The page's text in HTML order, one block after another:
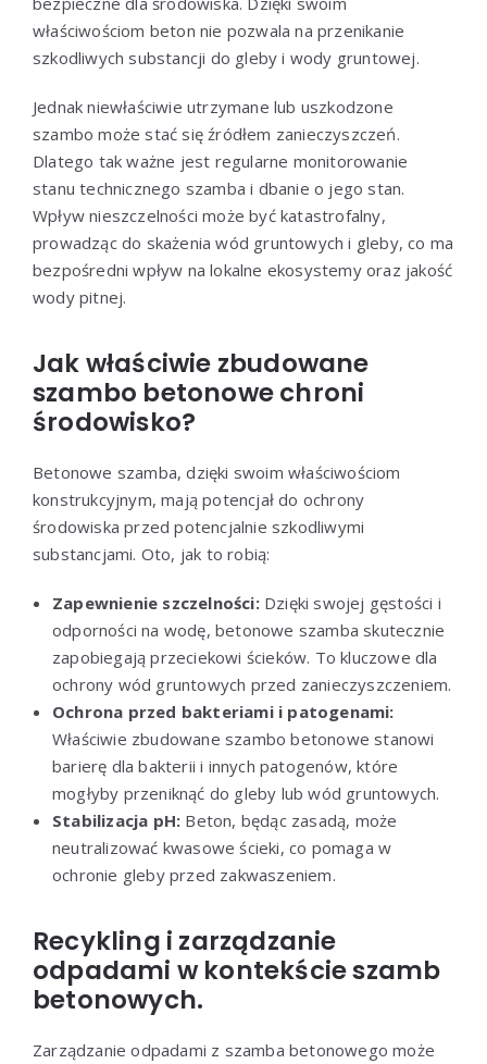
właściwościom beton nie pozwala na przenikanie
szkodliwych substancji do gleby i wody gruntowej.
Jednak niewłaściwie utrzymane lub uszkodzone
szambo może stać się źródłem zanieczyszczeń.
Dlatego tak ważne jest regularne monitorowanie
stanu technicznego szamba i dbanie o jego stan.
Wpływ nieszczelności może być katastrofalny,
prowadząc do skażenia wód gruntowych i gleby, co ma
bezpośredni wpływ na lokalne ekosystemy oraz jakość
wody pitnej.
Jak właściwie zbudowane
szambo betonowe chroni
środowisko?
Betonowe szamba, dzięki swoim właściwościom
konstrukcyjnym, mają potencjał do ochrony
środowiska przed potencjalnie szkodliwymi
substancjami. Oto, jak to robią:
Zapewnienie szczelności:Dzięki swojej gęstości i
odporności na wodę, betonowe szamba skutecznie
zapobiegają przeciekowi ścieków. To kluczowe dla
ochrony wód gruntowych przed zanieczyszczeniem.
Ochrona przed bakteriami i patogenami:
Właściwie zbudowane szambo betonowe stanowi
barierę dla bakterii i innych patogenów, które
mogłyby przeniknąć do gleby lub wód gruntowych.
Stabilizacja pH: Beton, będąc zasadą, może
neutralizować kwasowe ścieki, co pomaga w
ochronie gleby przed zakwaszeniem.
Recykling i zarządzanie
odpadami w kontekście szamb
betonowych.
Zarządzanie odpadami z szamba betonowego może